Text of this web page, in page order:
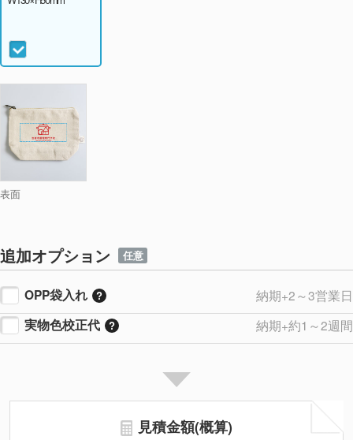
表面
追加オプション 任意
OPP袋入れ
納期+2～3営業日
実物色校正代
納期+約1～2週間
見積金額(概算)